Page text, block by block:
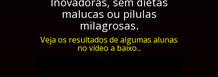
malucas ou pilulas
milagrosas.
Veja os resultados de algumas alunas
no vídeo a baixo...